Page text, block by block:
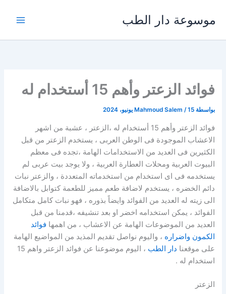
المحتوى
موسوعة دار الطب
فوائد الزعتر وأهم 15 أستخدام له
بواسطة Mahmoud Salem /15 يونيو، 2024
فوائد الزعتر وأهم 15 أستخدام له ،الزعتر ، عشبة من اشهر
الاعشاب الموجودة فى الوطن العربى ، يستخدم الزعتر من قبل
الكثيرين فى العديد من الاستخدامات الهامة ،تجده فى معظم
البيوت العربية ومحلات العطارة العربية ، ولا يوجد بيت عربى لم
يستخدمه فى اى استخدام من استخدماته المتعددة ، والزعتر نبات
دائم الخضره ، يستخدم لاضافة طعم مميز للطعمة كتوابل بالاضافة
الى زيته له العديد من الفوائد وايضاً بذوره ، فهو نبات كامل متكامل
الفوائد ، يمكن استخدامه اخضر او بعد تنشيفه ،قدمنا من قبل
العديد من الموضوعات الهامة عن الاعشاب ، من اهمها فوائد
الكمون واضراره ، واليوم نواصل تقديم المذيد من المواضيع الهامة
على موقعنا دار الطب
، اليوم موضوعنا عن فوائد الزعتر واهم 15
استخدام له .
الزعتر